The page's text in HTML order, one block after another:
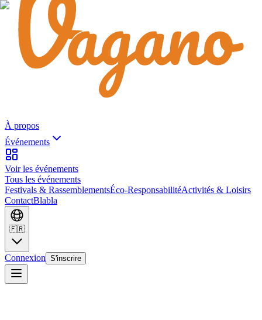
À propos
Événements
Voir les événements
Tous les événements
Festivals & RassemblementsÉco-ResponsabilitéActivités & Loisirs
ContactBlabla
🇫🇷
Connexion S'inscrire